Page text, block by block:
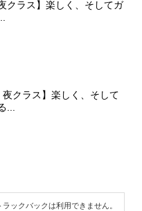
クラス】楽しく、そしてガ
夜クラス】楽しく、そして
...
ラックバックは利用できません。